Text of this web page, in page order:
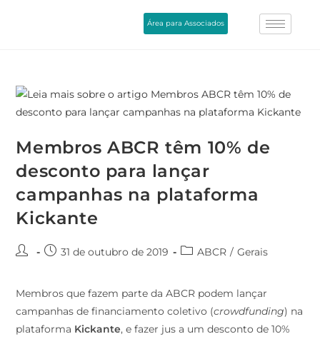
Área para Associados
Membros ABCR têm 10% de
desconto para lançar
campanhas na plataforma
Kickante
31 de outubro de 2019 ABCR / Gerais
Membros que fazem parte da ABCR podem lançar
campanhas de financiamento coletivo (crowdfunding) na
plataforma Kickante, e fazer jus a um desconto de 10%